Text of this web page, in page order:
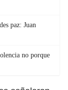
paz: Juan
no porque